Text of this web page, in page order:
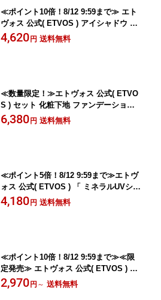
≪ポイント10倍！8/12 9:59まで≫ エト
ヴォス 公式( ETVOS ) アイシャドウ パ
レット アイメイク アイシャドー 4色 石
けんオフ ラメ ピンク アイパレット 4色
4,620 円 送料無料
≪数量限定！≫エトヴォス 公式( ETVO
S ) セット 化粧下地 ファンデーション
コンシーラー ブラシ パウダー 洗顔 敏
感肌 石けんオフ 「ラシャススキン ベー
6,380 円 送料無料
≪ポイント5倍！8/12 9:59まで≫エトヴ
ォス 公式( ETVOS ) 「 ミネラルUVシル
キーフィットプライマー 」SPF50 PA+
+++ 個数限定 【30日間返品保証】日焼
4,180 円 送料無料
≪ポイント10倍！8/12 9:59まで≫≪限
定発売≫ エトヴォス 公式( ETVOS ) セ
ラミド フェイスパウダー UV 日焼け止
め パウダー 紫外線カット 石けんオフ
2,970 円 ～ 送料無料